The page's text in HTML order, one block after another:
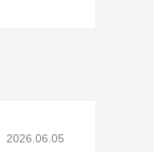
2026.06.05